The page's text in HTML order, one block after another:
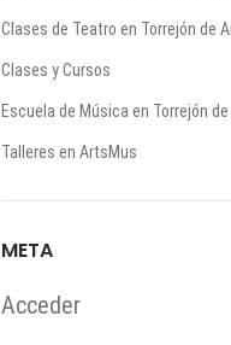
Clases de Teatro en Torrejón de
Clases y Cursos
Escuela de Música en Torrejón
Talleres en ArtsMus
META
Acceder